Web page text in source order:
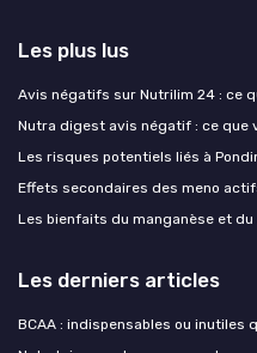
Les plus lus
Avis négatifs sur Nutrilim 24 : ce
Nutra digest avis négatif : ce que
Les risques potentiels liés à
Effets secondaires des meno
Les bienfaits du manganèse et
Les derniers articles
BCAA : indispensables ou inutiles